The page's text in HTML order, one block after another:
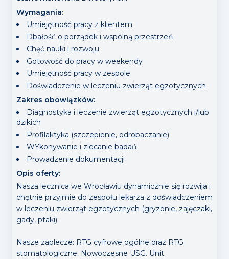
Wymagania:
Umiejętność pracy z klientem
Dbałość o porządek i wspólną przestrzeń
Chęć nauki i rozwoju
Gotowość do pracy w weekendy
Umiejętność pracy w zespole
Doświadczenie w leczeniu zwierząt egzotycznych
Zakres obowiązków:
Diagnostyka i leczenie zwierząt egzotycznych i/lub
dzikich
Profilaktyka (szczepienie, odrobaczanie)
WYkonywanie i zlecanie badań
Prowadzenie dokumentacji
Opis oferty:
Nasza lecznica we Wrocławiu dynamicznie się rozwija i
chętnie przyjmie do zespołu lekarza z doświadczeniem
w leczeniu zwierząt egzotycznych (gryzonie, zajęczaki,
gady, ptaki).
Nasze zaplecze: RTG cyfrowe ogólne oraz RTG
stomatologiczne. Nowoczesne USG. Unit